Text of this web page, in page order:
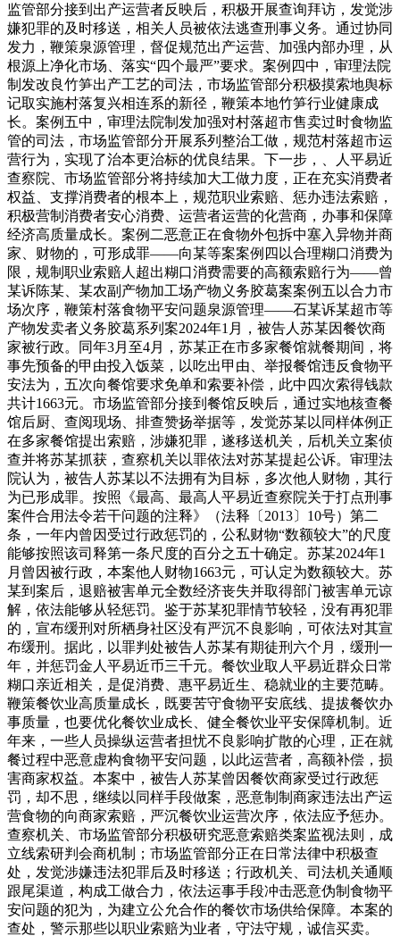
监管部分接到出产运营者反映后，积极开展查询拜访，发觉涉
嫌犯罪的及时移送，相关人员被依法逃查刑事义务。通过协同
发力，鞭策泉源管理，督促规范出产运营、加强内部办理，从
根源上净化市场、落实“四个最严”要求。案例四中，审理法院
制发改良竹笋出产工艺的司法，市场监管部分积极摸索地舆标
记取实施村落复兴相连系的新径，鞭策本地竹笋行业健康成
长。案例五中，审理法院制发加强对村落超市售卖过时食物监
管的司法，市场监管部分开展系列整治工做，规范村落超市运
营行为，实现了治本更治标的优良结果。下一步，、人平易近
查察院、市场监管部分将持续加大工做力度，正在充实消费者
权益、支撑消费者的根本上，规范职业索赔、惩办违法索赔，
积极营制消费者安心消费、运营者运营的化营商，办事和保障
经济高质量成长。案例二恶意正在食物外包拆中塞入异物并商
家、财物的，可形成罪——向某等案案例四以合理糊口消费为
限，规制职业索赔人超出糊口消费需要的高额索赔行为——曾
某诉陈某、某农副产物加工场产物义务胶葛案案例五以合力市
场次序，鞭策村落食物平安问题泉源管理——石某诉某超市等
产物发卖者义务胶葛系列案2024年1月，被告人苏某因餐饮商
家被行政。同年3月至4月，苏某正在市多家餐馆就餐期间，将
事先预备的甲由投入饭菜，以吃出甲由、举报餐馆违反食物平
安法为，五次向餐馆要求免单和索要补偿，此中四次索得钱款
共计1663元。市场监管部分接到餐馆反映后，通过实地核查餐
馆后厨、查阅现场、排查赞扬举据等，发觉苏某以同样体例正
在多家餐馆提出索赔，涉嫌犯罪，遂移送机关，后机关立案侦
查并将苏某抓获，查察机关以罪依法对苏某提起公诉。审理法
院认为，被告人苏某以不法拥有为目标，多次他人财物，其行
为已形成罪。按照《最高、最高人平易近查察院关于打点刑事
案件合用法令若干问题的注释》（法释〔2013〕10号）第二
条，一年内曾因受过行政惩罚的，公私财物“数额较大”的尺度
能够按照该司释第一条尺度的百分之五十确定。苏某2024年1
月曾因被行政，本案他人财物1663元，可认定为数额较大。苏
某到案后，退赔被害单元全数经济丧失并取得部门被害单元谅
解，依法能够从轻惩罚。鉴于苏某犯罪情节较轻，没有再犯罪
的，宣布缓刑对所栖身社区没有严沉不良影响，可依法对其宣
布缓刑。据此，以罪判处被告人苏某有期徒刑六个月，缓刑一
年，并惩罚金人平易近币三千元。餐饮业取人平易近群众日常
糊口亲近相关，是促消费、惠平易近生、稳就业的主要范畴。
鞭策餐饮业高质量成长，既要苦守食物平安底线、提拔餐饮办
事质量，也要优化餐饮业成长、健全餐饮业平安保障机制。近
年来，一些人员操纵运营者担忧不良影响扩散的心理，正在就
餐过程中恶意虚构食物平安问题，以此运营者，高额补偿，损
害商家权益。本案中，被告人苏某曾因餐饮商家受过行政惩
罚，却不思，继续以同样手段做案，恶意制制商家违法出产运
营食物的向商家索赔，严沉餐饮业运营次序，依法应予惩办。
查察机关、市场监管部分积极研究恶意索赔类案监视法则，成
立线索研判会商机制；市场监管部分正在日常法律中积极查
处，发觉涉嫌违法犯罪后及时移送；行政机关、司法机关通顺
跟尾渠道，构成工做合力，依法运事手段冲击恶意伪制食物平
安问题的犯为，为建立公允合作的餐饮市场供给保障。本案的
查处，警示那些以职业索赔为业者，守法守规，诚信买卖。